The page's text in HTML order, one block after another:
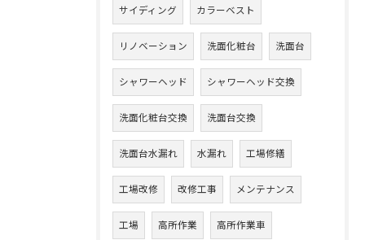
サイディング カラーベスト
リノベーション 洗面化粧台 洗面台
シャワーヘッド シャワーヘッド交換
洗面化粧台交換 洗面台交換
洗面台水漏れ 水漏れ 工場修繕
工場改修 改修工事 メンテナンス
工場 高所作業 高所作業車